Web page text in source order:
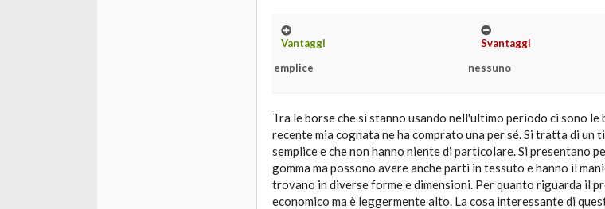
Vantaggi
semplice
Svantaggi
nessuno
Tra le borse che si stanno usando nell'ultimo periodo ci sono le
recente mia cognata ne ha comprato una per sé. Si tratta di un
semplice e che non hanno niente di particolare. Si presentano
gomma ma possono avere anche parti in tessuto e hanno il
trovano in diverse forme e dimensioni. Per quanto riguarda il
economico ma è leggermente alto. La cosa interessante di